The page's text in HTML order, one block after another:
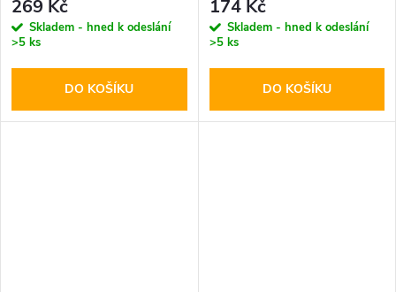
269 Kč
Skladem - hned k odeslání
>5 ks
DO KOŠÍKU
174 Kč
Skladem - hned k odeslání
>5 ks
DO KOŠÍKU